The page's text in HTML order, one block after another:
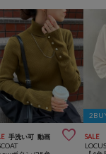
手洗い可 動画  SALE